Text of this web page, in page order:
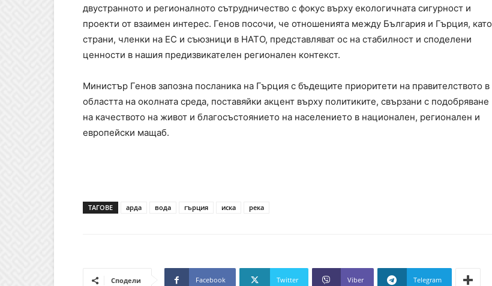
двустранното и регионалното сътрудничество с фокус върху екологичната сигурност и
проекти от взаимен интерес. Генов посочи, че отношенията между България и Гърция, като
страни, членки на ЕС и съюзници в НАТО, представляват ос на стабилност и споделени
ценности в нашия предизвикателен регионален контекст.
Министър Генов запозна посланика на Гърция с бъдещите приоритети на правителството в
областта на околната среда, поставяйки акцент върху политиките, свързани с подобряване
на качеството на живот и благосъстоянието на населението в национален, регионален и
европейски мащаб.
ТАГОВЕ арда вода гърция иска река
Сподели Facebook Twitter Viber Telegram